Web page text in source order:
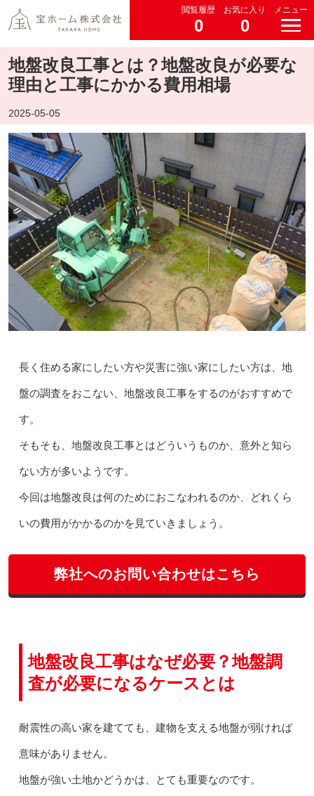
閲覧履歴
0
お気に入り
0
メニュー
地盤改良工事とは？地盤改良が必要な
理由と工事にかかる費用相場
2025-05-05
長く住める家にしたい方や災害に強い家にしたい方は、地
盤の調査をおこない、地盤改良工事をするのがおすすめで
す。
そもそも、地盤改良工事とはどういうものか、意外と知ら
ない方が多いようです。
今回は地盤改良は何のためにおこなわれるのか、どれくら
いの費用がかかるのかを見ていきましょう。
弊社へのお問い合わせはこちら
地盤改良工事はなぜ必要？地盤調
査が必要になるケースとは
耐震性の高い家を建てても、建物を支える地盤が弱ければ
意味がありません。
地盤が強い土地かどうかは、とても重要なのです。